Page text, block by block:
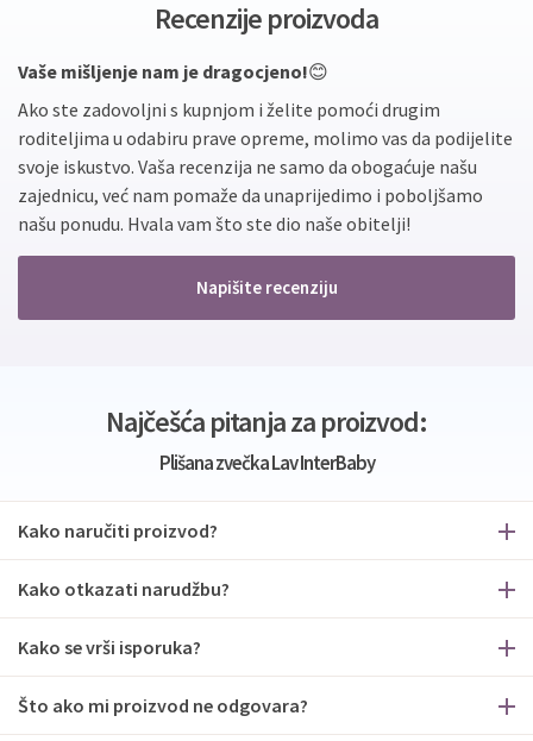
Recenzije proizvoda
Vaše mišljenje nam je dragocjeno!😊
Ako ste zadovoljni s kupnjom i želite pomoći drugim
roditeljima u odabiru prave opreme, molimo vas da podijelite
svoje iskustvo. Vaša recenzija ne samo da obogaćuje našu
zajednicu, već nam pomaže da unaprijedimo i poboljšamo
našu ponudu. Hvala vam što ste dio naše obitelji!
Napišite recenziju
Najčešća pitanja za proizvod:
Plišana zvečka Lav InterBaby
Kako naručiti proizvod?
Kako otkazati narudžbu?
Kako se vrši isporuka?
Što ako mi proizvod ne odgovara?